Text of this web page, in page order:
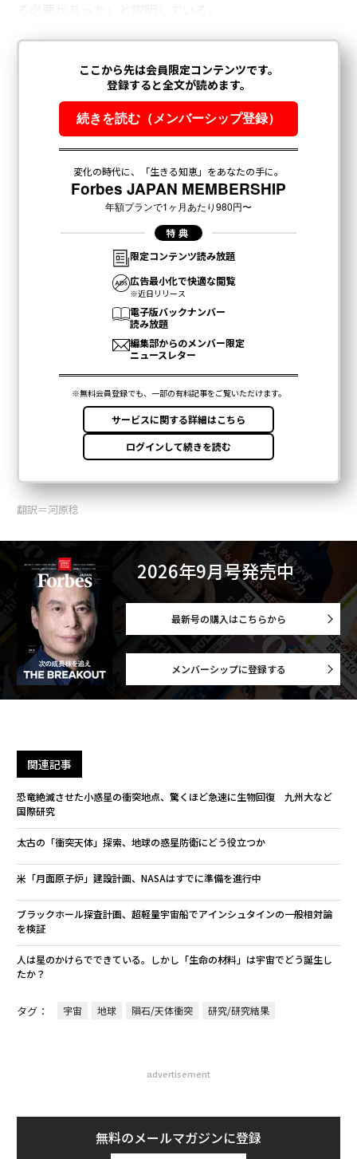
翻訳＝河原稔
2026年9月号発売中
最新号の購入はこちらから
メンバーシップに登録する
関連記事
恐竜絶滅させた小惑星の衝突地点、驚くほど急速に生物回復 九州大など
国際研究
太古の「衝突天体」探索、地球の惑星防衛にどう役立つか
米「月面原子炉」建設計画、NASAはすでに準備を進行中
ブラックホール探査計画、超軽量宇宙船でアインシュタインの一般相対論
を検証
人は星のかけらでできている。しかし「生命の材料」は宇宙でどう誕生し
たか？
タグ： 宇宙 地球 隕石/天体衝突 研究/研究結果
advertisement
無料のメールマガジンに登録